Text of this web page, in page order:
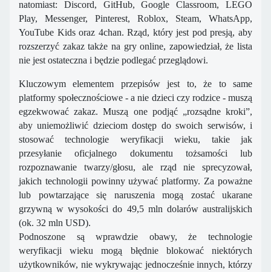
natomiast: Discord, GitHub, Google Classroom, LEGO
Play, Messenger, Pinterest, Roblox, Steam, WhatsApp,
YouTube Kids oraz 4chan. Rząd, który jest pod presją, aby
rozszerzyć zakaz także na gry online, zapowiedział, że lista
nie jest ostateczna i będzie podlegać przeglądowi.
Kluczowym elementem przepisów jest to, że to same
platformy społecznościowe - a nie dzieci czy rodzice - muszą
egzekwować zakaz. Muszą one podjąć „rozsądne kroki”,
aby uniemożliwić dzieciom dostęp do swoich serwisów, i
stosować technologie weryfikacji wieku, takie jak
przesyłanie oficjalnego dokumentu tożsamości lub
rozpoznawanie twarzy/głosu, ale rząd nie sprecyzował,
jakich technologii powinny używać platformy. Za poważne
lub powtarzające się naruszenia mogą zostać ukarane
grzywną w wysokości do 49,5 mln dolarów australijskich
(ok. 32 mln USD).
Podnoszone są wprawdzie obawy, że technologie
weryfikacji wieku mogą błędnie blokować niektórych
użytkowników, nie wykrywając jednocześnie innych, którzy